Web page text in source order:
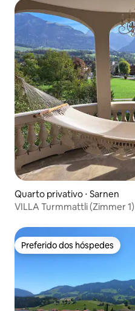
Quarto privativo ⋅ Sarnen
VILLA Turmmattli (Zimmer 1)
Preferido dos hóspedes
Preferido dos hóspedes